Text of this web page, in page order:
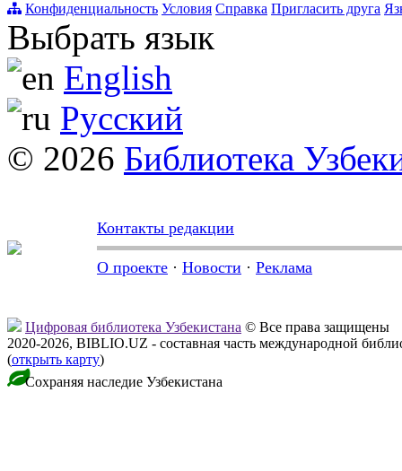
Конфиденциальность Условия Справка Пригласить друга
Выбрать язык
English
Русский
© 2026 Библиотека
Контакты редакции
О проекте · Новости · Реклама
Цифровая библиотека Узбекистана © Все права защищены
2020-2026, BIBLIO.UZ - составная часть международной
(открыть карту)
Сохраняя наследие Узбекистана